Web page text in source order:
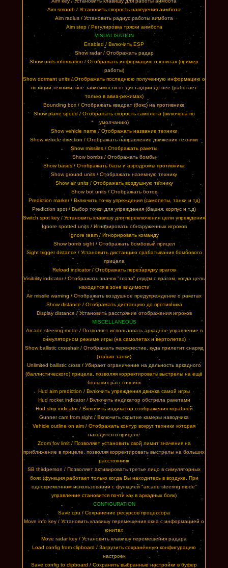
Aim smooth / Установить скорость наведения аимбота
Aim radius / Установить радиус работы аимбота
Aim step / Регулировка тряски аимбота
VISUALISATION
Enabled / Включить ESP
Show radar / Отображать радар
Show units information / Отображать информацию о юнитах (пример
работы)
Show dormant units / Отображать последнюю полученную информацию о
позиции техники, вне зависимости от дистанции до неё (работает
только в авиа-режимах)
Bounding box / Отображать квадрат (бокс) на противнике
Show plane speed / Отображать скорость самолета (включена по
умолчанию)
Show vehicle name / Отображать название техники
Show vehicle direction / Отображать направление движения техники
Show missiles / Отображать ракеты
Show bombs / Отображать бомбы
Show bases / Отображать базы и аэродромы противника
Show ground units / Отображать наземную технику
Show air units / Отображать воздушную технику
Show bot units / Отображать ботов
Prediction marker / Включить точку упреждения (самолеты, танки и тд)
Prediction spot / Выбор точки для упреждения (башня, корпус и т.д)
Switch spot key / Установить клавишу для переключения цели упреждения
Ignore spotted units / Игнорировать обнаруженных игроков
Ignore team / Игнорировать команду
Show bomb sight / Отображать бомбовый прицел
Sight trigger distance / Установить дистанцию срабатывания бомбового
прицела
Reload indicator / Отображать перезарядку врагов
Visibility indicator / Отображать значок "глаза" рядом с врагом, когда цель
находится в зоне видимости
Air missile warning / Отображать воздушное предупреждение о ракетах
Show distance / Отображать дистанцию до противника
Display distance / Установить расстояние отображения игроков
MISCELLANEOUS
Arcade steering mode / Позволяет использовать аркадное управление в
симуляторном режиме игры (на самолетах и вертолетах)
Show ballistic crosshair / Отображать перекрестие, куда прилетит снаряд
(только танки)
Unlimited ballistic cross / Убирает ограничение на дальность аркадного
(баллистического) прицела, позволяя корректировать выстрелы на ещё
больших расстояниях
Hud aim prediction / Включить упреждения движка самой игры
Hud rocket indicator / Включить индикатор обстрела ракетами
Hud ship indicator / Включить индикатор отображения кораблей
Gunner cam from sight / Включить скрытие камеры наводчика
Vehicle outline on aim / Отображать контур вокруг техники которая
находится в прицеле
Zoom fov limit / Позволяет установить свой лимит значения на
приближение в прицеле, позволяя корректировать выстрелы на больших
расстояниях
SB thirdperson / Позволяет активировать третье лицо в симуляторных
боях (функция работает только когда Вы находитесь в воздухе. При
одновременном использовании с функцией "arcade steering mode"
управление становится почти как в аркадных боях)
CONFIGURATION
Save cpu / Сохранение ресурсов процессора
Move info key / Установить клавишу перемещения окна с информацией о
юнитах
Move radar key / Установить клавишу перемещения радара
Load config from clipboard / Загрузить сохранённую конфигурацию
настроек
Save config to clipboard / Сохранить выбранные настройки в буфер